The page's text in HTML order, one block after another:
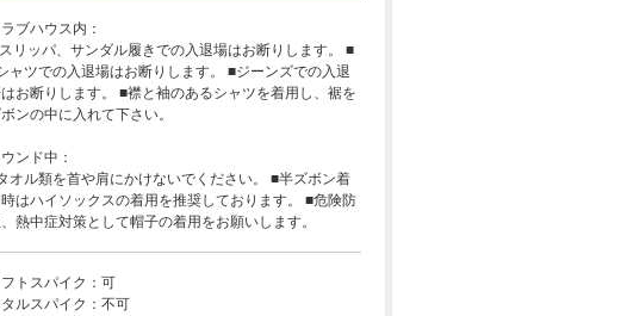
ブハウス内：
リッパ、サンダル履きでの入退場はお断りします。 ■
ャツでの入退場はお断りします。 ■ジーンズでの入退
お断りします。 ■襟と袖のあるシャツを着用し、裾を
ンの中に入れて下さい。
ンド中：
オル類を首や肩にかけないでください。 ■半ズボン着
はハイソックスの着用を推奨しております。 ■危険防
熱中症対策として帽子の着用をお願いします。
トスパイク：可
タルスパイク：不可